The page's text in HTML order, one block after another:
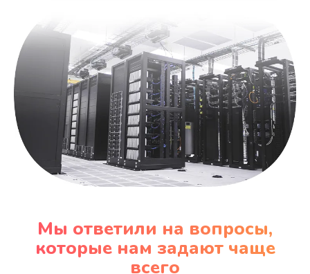
Мы ответили на вопросы,
которые нам задают чаще
всего